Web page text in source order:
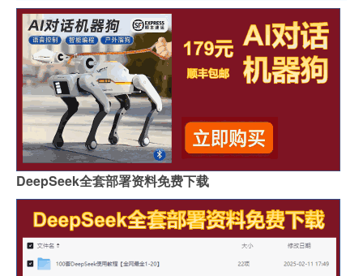
DeepSeek全套部署资料免费下载